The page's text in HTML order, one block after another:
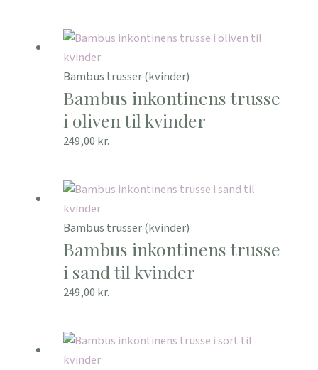
Bambus trusser (kvinder)
Bambus inkontinens trusse
i oliven til kvinder
249,00 kr.
Bambus trusser (kvinder)
Bambus inkontinens trusse
i sand til kvinder
249,00 kr.